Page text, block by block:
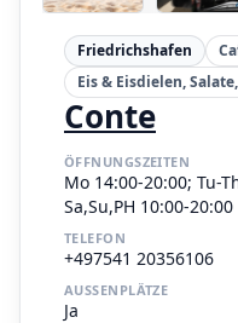
Friedrichshafen
Eis & Eisdielen,
Conte
ÖFFNUNGSZEITEN
Mo 14:00-20:00; Tu-
Sa,Su,PH 10:00-20:00
TELEFON
+497541 20356106
AUSSENPLÄTZE
Ja